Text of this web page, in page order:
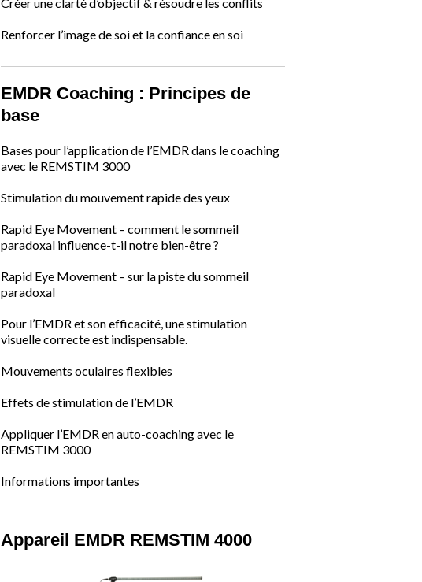
Renforcer l’image de soi et la confiance en soi
EMDR Coaching : Principes de
base
Bases pour l’application de l’EMDR dans le coaching
avec le REMSTIM 3000
Stimulation du mouvement rapide des yeux
Rapid Eye Movement – comment le sommeil
paradoxal influence-t-il notre bien-être ?
Rapid Eye Movement – sur la piste du sommeil
paradoxal
Pour l’EMDR et son efficacité, une stimulation
visuelle correcte est indispensable.
Mouvements oculaires flexibles
Effets de stimulation de l’EMDR
Appliquer l’EMDR en auto-coaching avec le
REMSTIM 3000
Informations importantes
Appareil EMDR REMSTIM 4000